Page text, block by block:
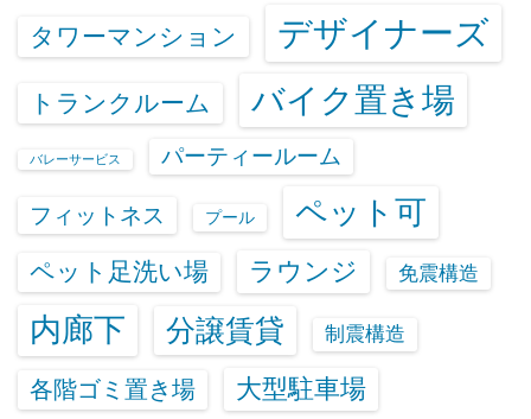
タワーマンション デザイナーズ
トランクルーム バイク置き場
バレーサービス パーティールーム
フィットネス プール ペット可
ペット足洗い場 ラウンジ 免震構造
内廊下 分譲賃貸 制震構造
各階ゴミ置き場 大型駐車場